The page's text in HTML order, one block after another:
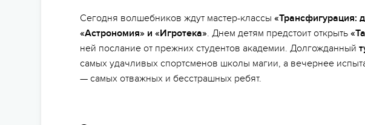
Сегодня волшебников ждут мастер-классы «Трансфигурация:
«Астрономия» и «Игротека». Днем детям предстоит открыть
ней послание от прежних студентов академии. Долгожданный
самых удачливых спортсменов школы магии, а вечернее
— самых отважных и бесстрашных ребят.